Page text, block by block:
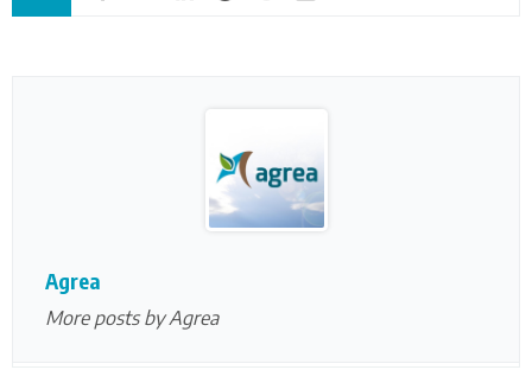
Agrea
More posts by Agrea